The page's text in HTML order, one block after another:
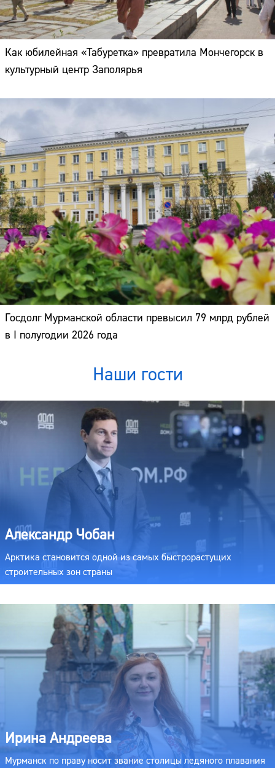
Как юбилейная «Табуретка» превратила Мончегорск в
культурный центр Заполярья
Госдолг Мурманской области превысил 79 млрд рублей
в I полугодии 2026 года
Наши гости
Александр Чобан
Арктика становится одной из самых быстрорастущих
строительных зон страны
Ирина Андреева
Мурманск по праву носит звание столицы ледяного плавания